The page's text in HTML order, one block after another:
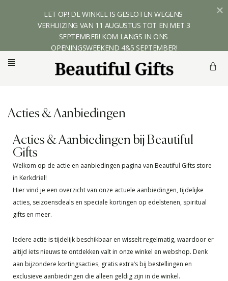
Acties & Aanbiedingen
Acties & Aanbiedingen bij Beautiful
Gifts
Welkom op de actie en aanbiedingen pagina van Beautiful Gifts store
in Kerkdriel!
Hier vind je een overzicht van onze actuele aanbiedingen, tijdelijke
acties, seizoensdeals en speciale kortingen op edelstenen, spiritual
gifts en meer.
Iedere actie is tijdelijk beschikbaar en wisselt regelmatig, waardoor er
altijd iets nieuws te ontdekken valt in onze winkel en webshop. Denk
aan bijzondere kortingsacties, gratis extra’s bij bestellingen en
exclusieve aanbiedingen die alleen geldig zijn in de winkel.
LET OP! DE WINKEL IS GESLOTEN WEGENS
VERHUIZING VAN 11 AUGUSTUS TOT EN MET 3
SEPTEMBER! KOM LANGS IN ONS
OPENINGSWEEKEND 4&5 SEPTEMBER!